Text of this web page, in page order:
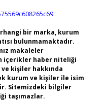
bir marka, kurum
bulunmamaktadır.
makaleler
içerikler haber niteliği
kişiler hakkında
kurum ve kişiler ile isim
Sitemizdeki bilgiler
taşımazlar.